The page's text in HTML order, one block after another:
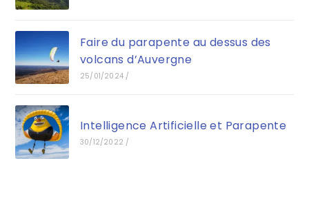
Faire du parapente au dessus des
volcans d’Auvergne
25/01/2024 /
Intelligence Artificielle et Parapente
30/12/2022 /